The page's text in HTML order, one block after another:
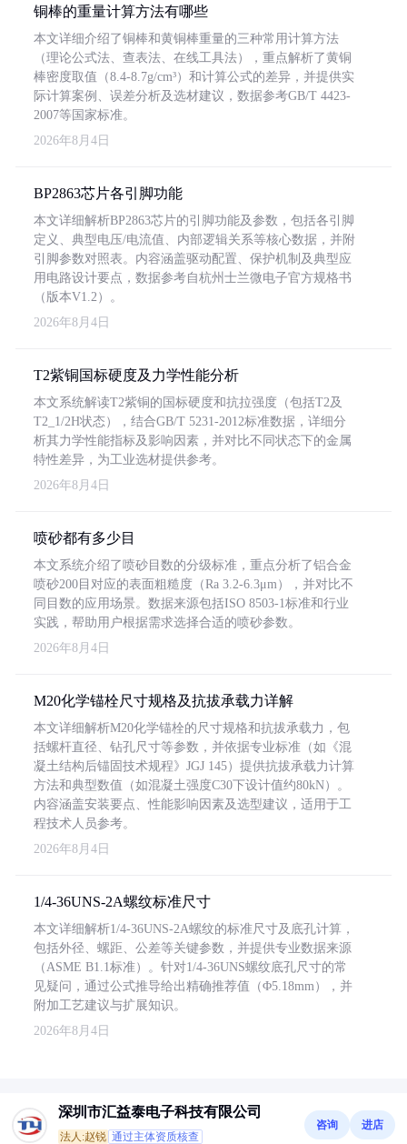
铜棒的重量计算方法有哪些
本文详细介绍了铜棒和黄铜棒重量的三种常用计算方法
（理论公式法、查表法、在线工具法），重点解析了黄铜
棒密度取值（8.4-8.7g/cm³）和计算公式的差异，并提供实
际计算案例、误差分析及选材建议，数据参考GB/T 4423-
2007等国家标准。
2026年8月4日
BP2863芯片各引脚功能
本文详细解析BP2863芯片的引脚功能及参数，包括各引脚
定义、典型电压/电流值、内部逻辑关系等核心数据，并附
引脚参数对照表。内容涵盖驱动配置、保护机制及典型应
用电路设计要点，数据参考自杭州士兰微电子官方规格书
（版本V1.2）。
2026年8月4日
T2紫铜国标硬度及力学性能分析
本文系统解读T2紫铜的国标硬度和抗拉强度（包括T2及
T2_1/2H状态），结合GB/T 5231-2012标准数据，详细分
析其力学性能指标及影响因素，并对比不同状态下的金属
特性差异，为工业选材提供参考。
2026年8月4日
喷砂都有多少目
本文系统介绍了喷砂目数的分级标准，重点分析了铝合金
喷砂200目对应的表面粗糙度（Ra 3.2-6.3μm），并对比不
同目数的应用场景。数据来源包括ISO 8503-1标准和行业
实践，帮助用户根据需求选择合适的喷砂参数。
2026年8月4日
M20化学锚栓尺寸规格及抗拔承载力详解
本文详细解析M20化学锚栓的尺寸规格和抗拔承载力，包
括螺杆直径、钻孔尺寸等参数，并依据专业标准（如《混
凝土结构后锚固技术规程》JGJ 145）提供抗拔承载力计算
方法和典型数值（如混凝土强度C30下设计值约80kN）。
内容涵盖安装要点、性能影响因素及选型建议，适用于工
程技术人员参考。
2026年8月4日
1/4-36UNS-2A螺纹标准尺寸
本文详细解析1/4-36UNS-2A螺纹的标准尺寸及底孔计算，
包括外径、螺距、公差等关键参数，并提供专业数据来源
（ASME B1.1标准）。针对1/4-36UNS螺纹底孔尺寸的常
见疑问，通过公式推导给出精确推荐值（Φ5.18mm），并
附加工艺建议与扩展知识。
2026年8月4日
深圳市汇益泰电子科技有限公司
法人:赵锐 通过主体资质核查
咨询 进店